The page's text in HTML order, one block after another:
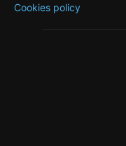
Cookies policy